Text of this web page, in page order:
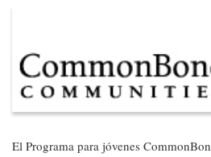
El Programa para jóvenes